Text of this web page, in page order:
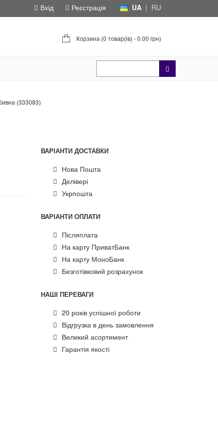
UA | RU
Вхід Реєстрація
Корзина (0 товар(ів) - 0.00 грн)
(333083)
ВАРІАНТИ ДОСТАВКИ
Нова Пошта
Делівері
Укрпошта
ВАРІАНТИ ОПЛАТИ
Післяплата
На карту ПриватБанк
На карту МоноБанк
Безготівковий розрахунок
НАШІ ПЕРЕВАГИ
20 років успішної роботи
Відгрузка в день замовлення
Великий асортимент
Гарантія якості